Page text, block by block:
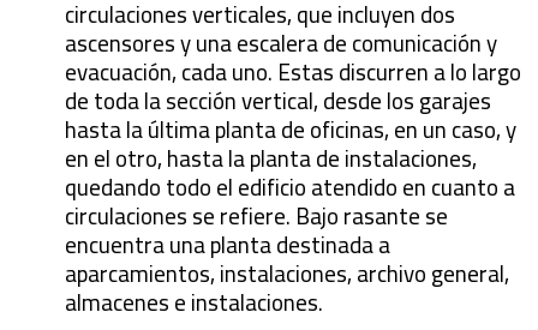
circulaciones verticales, que incluyen dos
ascensores y una escalera de comunicación y
evacuación, cada uno. Estas discurren a lo largo
de toda la sección vertical, desde los garajes
hasta la última planta de oficinas, en un caso, y
en el otro, hasta la planta de instalaciones,
quedando todo el edificio atendido en cuanto a
circulaciones se refiere. Bajo rasante se
encuentra una planta destinada a
aparcamientos, instalaciones, archivo general,
almacenes e instalaciones.